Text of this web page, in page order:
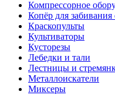
Компрессорное
Копёр для забивания
Краскопульты
Культиваторы
Кусторезы
Лебедки и тали
Лестницы и
Металлоискатели
Миксеры